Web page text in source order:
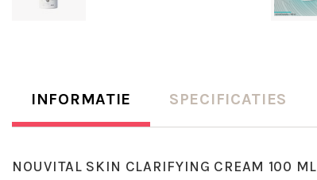
INFORMATIE SPECIFICATIES
NOUVITAL SKIN CLARIFYING CREAM 100 ML